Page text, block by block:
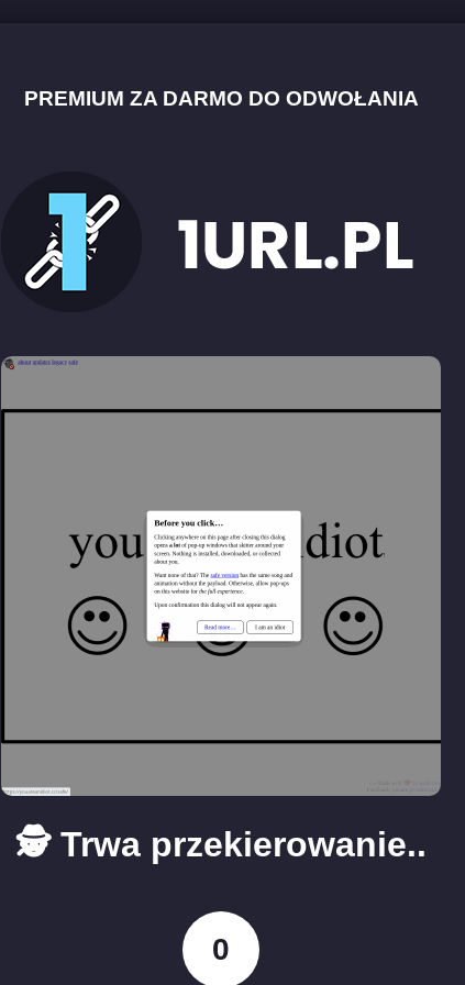
PREMIUM ZA DARMO DO ODWOŁANIA
🕵️ Trwa przekierowanie..
0